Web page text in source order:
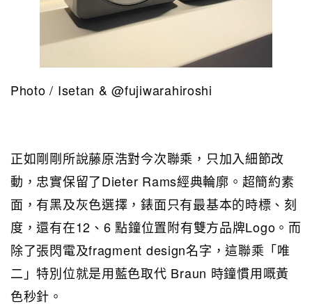
Photo / Isetan & @fujiwarahiroshi
正如剛剛所說藤原浩對今次聯乘，只加入細節改
動，忠實保留了Dieter Rams經典輪廓。超簡約素
面，有黑及灰色選擇，錶面只有最基本的時標、刻
度，還有在12、6 點鐘位置附有雙方品牌Logo。而
除了張閃電及fragment design名字，這聯乘「唯
二」特別位就是用藍色取代 Braun 時鐘慣用嘅黃
色秒針。